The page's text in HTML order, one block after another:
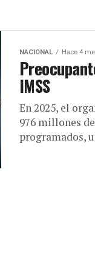
NACIONAL Hace 4
IMSS
En 2025, el
976 millones
programados,